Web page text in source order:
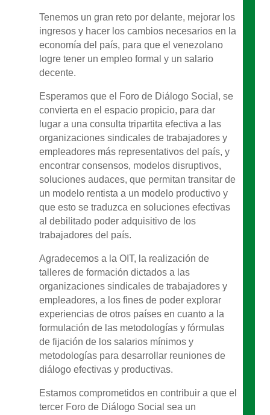
Tenemos un gran reto por delante, mejorar los
ingresos y hacer los cambios necesarios en la
economía del país, para que el venezolano
logre tener un empleo formal y un salario
decente.
Esperamos que el Foro de Diálogo Social, se
convierta en el espacio propicio, para dar
lugar a una consulta tripartita efectiva a las
organizaciones sindicales de trabajadores y
empleadores más representativos del país, y
encontrar consensos, modelos disruptivos,
soluciones audaces, que permitan transitar de
un modelo rentista a un modelo productivo y
que esto se traduzca en soluciones efectivas
al debilitado poder adquisitivo de los
trabajadores del país.
Agradecemos a la OIT, la realización de
talleres de formación dictados a las
organizaciones sindicales de trabajadores y
empleadores, a los fines de poder explorar
experiencias de otros países en cuanto a la
formulación de las metodologías y fórmulas
de fijación de los salarios mínimos y
metodologías para desarrollar reuniones de
diálogo efectivas y productivas.
Estamos comprometidos en contribuir a que el
tercer Foro de Diálogo Social sea un